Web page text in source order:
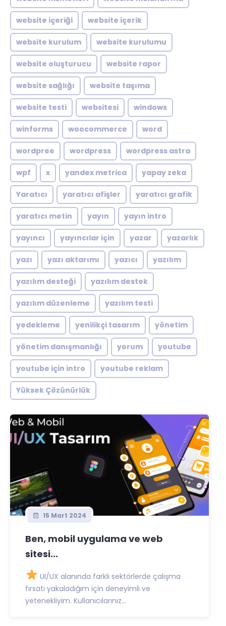
website içeriği website içerik
website kurulum website kurulumu
website oluşturucu website rapor
website sağlığı website taşıma
website testi websitesi windows
winforms woocommerce word
wordpree wordpress wordpress astra
wpf x yandex metrica yapay zeka
Yaratıcı yaratıcı afişler yaratıcı grafik
yaratıcı metin yayın yayın intro
yayıncı yayıncılar için yazar yazarlık
yazı yazı aktarımı yazıcı yazılım
yazılım desteği yazılım destek
yazılım düzenleme yazılım testi
yedekleme yenilikçi tasarım yönetim
yönetim danışmanlığı yorum youtube
youtube için intro youtube reklam
Yüksek Çözünürlük
15 Mart 2024
Ben, mobil uygulama ve web
sitesi...
UI/UX alanında farklı sektörlerde çalışma
fırsatı yakaladığım için deneyimli ve
yetenekliyim. Kullanıcılarınız...